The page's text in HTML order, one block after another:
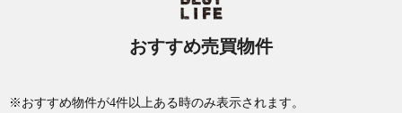
おすすめ売買物件
※おすすめ物件が4件以上ある時のみ表示されます。